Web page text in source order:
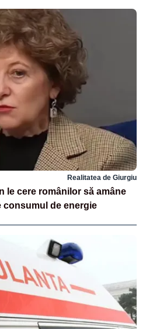
Realitatea de Giurgiu
le cere românilor să amâne
consumul de energie